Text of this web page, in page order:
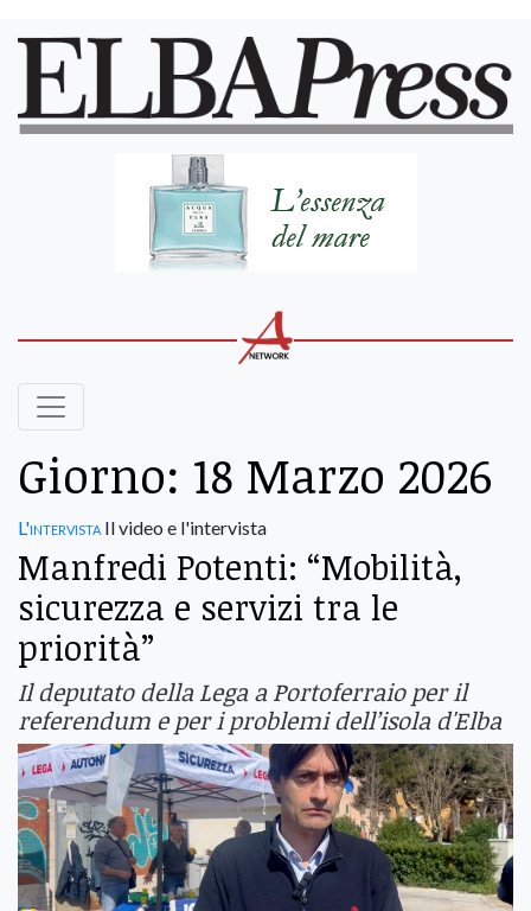
Giorno: 18 Marzo 2026
L'intervista Il video e l'intervista
Manfredi Potenti: “Mobilità,
sicurezza e servizi tra le
priorità”
Il deputato della Lega a Portoferraio per il
referendum e per i problemi dell’isola d'Elba